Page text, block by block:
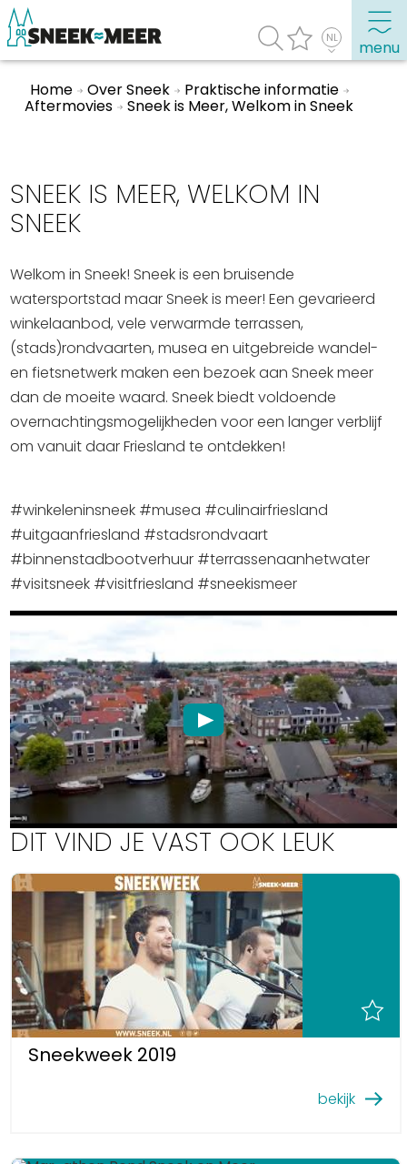
menu
Praktische informatie
Toeristische informatie
Winkelen, uitgaan en doen
Eten, drinken & uitgaan
Watersport
Overnachten
Jouw Sneek
De Friese meren
Other languages
Routes
Veel bezochte pagina's:
Top 10 leuke dingen
Uitgaan in Sneek
Citygame Escapegame Sneek
Webcams
De leukste routes
Interactieve plattegrond van Sneek
Winkelen in Sneek
Bootverhuur
Home Over Sneek Praktische informatie
Aftermovies Sneek is Meer, Welkom in Sneek
SNEEK IS MEER, WELKOM IN
SNEEK
Welkom in Sneek! Sneek is een bruisende
watersportstad maar Sneek is meer! Een gevarieerd
winkelaanbod, vele verwarmde terrassen,
(stads)rondvaarten, musea en uitgebreide wandel-
en fietsnetwerk maken een bezoek aan Sneek meer
dan de moeite waard. Sneek biedt voldoende
overnachtingsmogelijkheden voor een langer verblijf
om vanuit daar Friesland te ontdekken!
#winkeleninsneek #musea #culinairfriesland
#uitgaanfriesland #stadsrondvaart
#binnenstadbootverhuur #terrassenaanhetwater
#visitsneek #visitfriesland #sneekismeer
DIT VIND JE VAST OOK LEUK
Sneekweek 2019
bekijk